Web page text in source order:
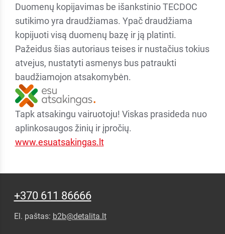
Duomenų kopijavimas be išankstinio TECDOC
sutikimo yra draudžiamas. Ypač draudžiama
kopijuoti visą duomenų bazę ir ją platinti.
Pažeidus šias autoriaus teises ir nustačius tokius
atvejus, nustatyti asmenys bus patraukti
baudžiamojon atsakomybėn.
Tapk atsakingu vairuotoju! Viskas prasideda nuo
aplinkosaugos žinių ir įpročių.
www.esuatsakingas.lt
+370 611 86666
El. paštas: b2b@detalita.lt